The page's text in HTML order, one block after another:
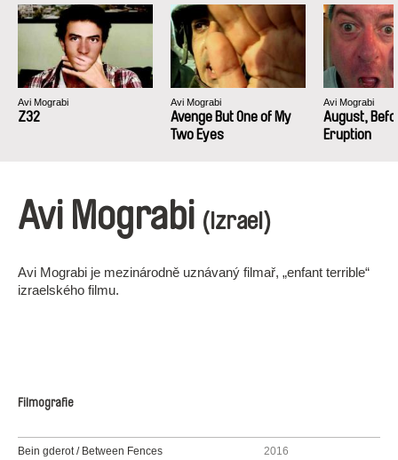
Avi Mograbi
Z32
Avi Mograbi
Avenge But One of My
Two Eyes
Avi Mograbi
August,
Eruption
Avi Mograbi (Izrael)
Avi Mograbi je mezinárodně uznávaný filmař, „enfant terrible“
izraelského filmu.
Filmografie
Bein gderot / Between Fences 2016